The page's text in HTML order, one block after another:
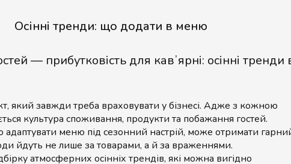
Осінні тренди: що додати в меню
— прибутковість для кавʼярні: осінні тренди
який завжди треба враховувати у бізнесі. Адже з кожною
культура споживання, продукти та побажання гостей.
адаптувати меню під сезонний настрій, може отримати
йдуть не лише за товарами, а й за враженнями.
атмосферних осінніх трендів, які можна вигідно